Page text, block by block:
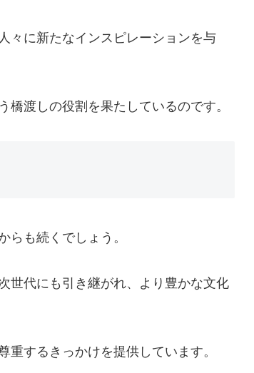
々に新たなインスピレーションを与
渡しの役割を果たしているのです。
らも続くでしょう。
世代にも引き継がれ、より豊かな文化
するきっかけを提供しています。